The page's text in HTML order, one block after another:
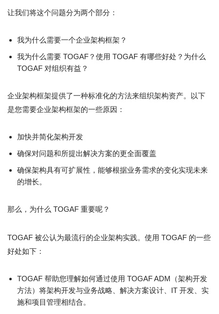
让我们将这个问题分为两个部分：
我为什么需要一个企业架构框架？
我为什么需要 TOGAF？使用 TOGAF 有哪些好处？为什么
TOGAF 对组织有益？
企业架构框架提供了一种标准化的方法来组织架构资产。以下
是您需要企业架构框架的一些原因：
加快并简化架构开发
确保对问题和所提出解决方案的更全面覆盖
确保架构具有可扩展性，能够根据业务需求的变化实现未来
的增长。
那么，为什么 TOGAF 重要呢？
TOGAF 被公认为最流行的企业架构实践。使用 TOGAF 的一些
好处如下：
TOGAF 帮助您理解如何通过使用 TOGAF ADM（架构开发
方法）将架构开发与业务战略、解决方案设计、IT 开发、实
施和项目管理相结合。